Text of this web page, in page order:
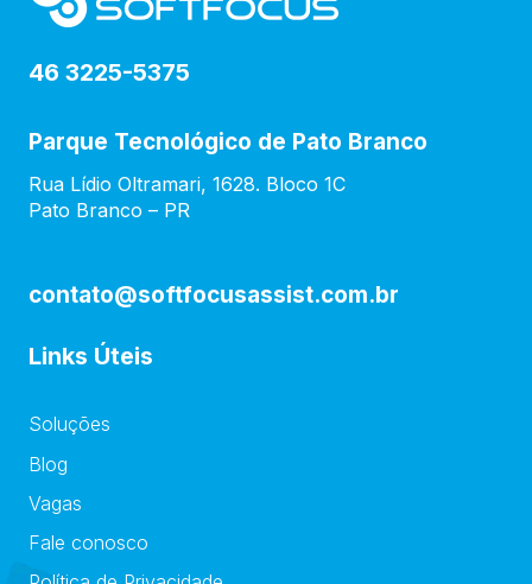
46 3225-5375
Parque Tecnológico de Pato Branco
Rua Lídio Oltramari, 1628. Bloco 1C
Pato Branco – PR
contato@softfocusassist.com.br
Links Úteis
Soluções
Blog
Vagas
Fale conosco